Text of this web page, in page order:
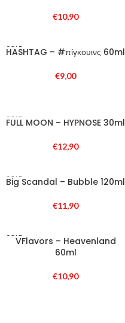
€10,90
SOLD
OUT
HASHTAG – #πίγκουινς 60ml
€9,00
SOLD
OUT
FULL MOON – HYPNOSE 30ml
€12,90
SOLD
OUT
Big Scandal – Bubble 120ml
€11,90
SOLD
OUTVFlavors – Heavenland
60ml
€10,90